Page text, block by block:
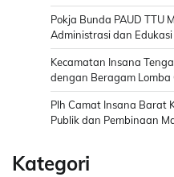
Pokja Bunda PAUD TTU
Administrasi dan
Kecamatan Insana
dengan Beragam
Plh Camat Insana Barat
Publik dan Pembinaan
Kategori